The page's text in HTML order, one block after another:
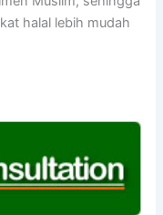
halal lebih mudah